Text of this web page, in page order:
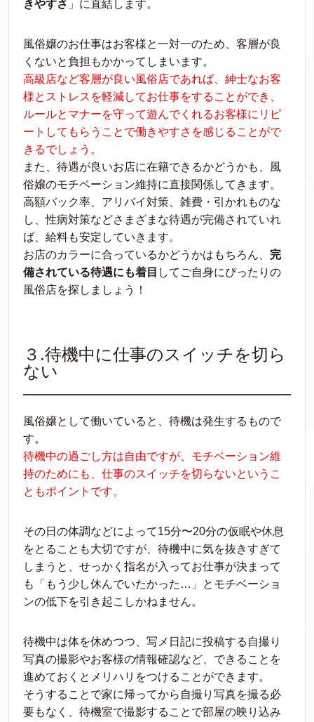
きやすさ 」に直結します。
風俗嬢のお仕事はお客様と一対一のため、客層が良
くないと負担もかかってしまいます。
高級店など客層が良い風俗店であれば、紳士なお客
様とストレスを軽減してお仕事をすることができ、
ルールとマナーを守って遊んでくれるお客様にリピ
ートしてもらうことで働きやすさを感じることがで
きるでしょう。
また、待遇が良いお店に在籍できるかどうかも、風
俗嬢のモチベーション維持に直接関係してきます。
高額バック率、アリバイ対策、雑費・引かれものな
し、性病対策などさまざまな待遇が完備されていれ
ば、給料も安定していきます。
お店のカラーに合っているかどうかはもちろん、 完
備されている待遇にも着目 してご自身にぴったりの
風俗店を探しましょう！
３.待機中に仕事のスイッチを切ら
ない
風俗嬢として働いていると、待機は発生するもので
す。
待機中の過ごし方は自由ですが、モチベーション維
持のためにも、仕事のスイッチを切らないというこ
ともポイントです。
その日の体調などによって15分〜20分の仮眠や休息
をとることも大切ですが、待機中に気を抜きすぎて
しまうと、せっかく指名が入ってお仕事が決まって
も「もう少し休んでいたかった…」とモチベーショ
ンの低下を引き起こしかねません。
待機中は体を休めつつ、写メ日記に投稿する自撮り
写真の撮影やお客様の情報確認など、できることを
進めておくとメリハリをつけることができます。
そうすることで家に帰ってから自撮り写真を撮る必
要もなく、待機室で撮影することで部屋の映り込み